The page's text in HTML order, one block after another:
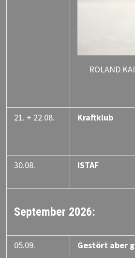
ROLAND
21. + 22.08. Kraftklub
30.08. ISTAF
September 2026:
05.09. Gestört aber